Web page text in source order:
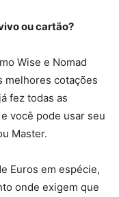
ou cartão?
Wise e Nomad
melhores cotações
fez todas as
você pode usar seu
Master.
Euros em espécie,
onde exigem que